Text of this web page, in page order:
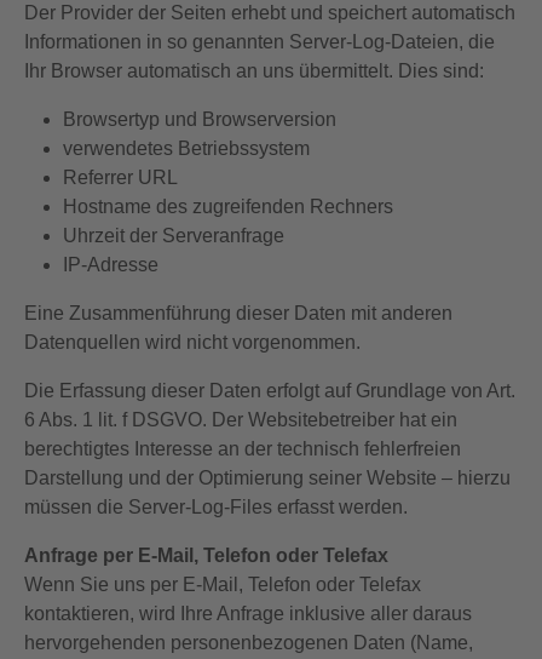
Der Provider der Seiten erhebt und speichert automatisch
Informationen in so genannten Server-Log-Dateien, die
Ihr Browser automatisch an uns übermittelt. Dies sind:
Browsertyp und Browserversion
verwendetes Betriebssystem
Referrer URL
Hostname des zugreifenden Rechners
Uhrzeit der Serveranfrage
IP-Adresse
Eine Zusammenführung dieser Daten mit anderen
Datenquellen wird nicht vorgenommen.
Die Erfassung dieser Daten erfolgt auf Grundlage von Art.
6 Abs. 1 lit. f DSGVO. Der Websitebetreiber hat ein
berechtigtes Interesse an der technisch fehlerfreien
Darstellung und der Optimierung seiner Website – hierzu
müssen die Server-Log-Files erfasst werden.
Anfrage per E-Mail, Telefon oder Telefax
Wenn Sie uns per E-Mail, Telefon oder Telefax
kontaktieren, wird Ihre Anfrage inklusive aller daraus
hervorgehenden personenbezogenen Daten (Name,